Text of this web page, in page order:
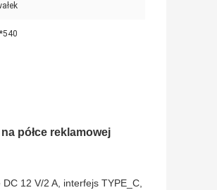
półce reklamowej
12 V/2 A, interfejs TYPE_C,